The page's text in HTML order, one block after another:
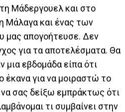
Μάδεργουελ και στο
Μάλαγα και ένας των
μας απογοήτευσε. Δεν
για τα αποτελέσματα. Θα
μια εβδομάδα είπα ότι
έκανα για να μοιραστώ το
σας δείξω εμπράκτως ότι
τι συμβαίνει στην